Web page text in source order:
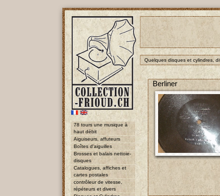
78 tours une musique à
haut débit
Aiguiseurs, affuteurs
Boîtes d'aiguilles
Brosses et balais nettoie-
disques
Catalogues, affiches et
cartes postales
contrôleur de vitesse,
répéteurs et divers
Quelques disques et cylindres,
Berliner